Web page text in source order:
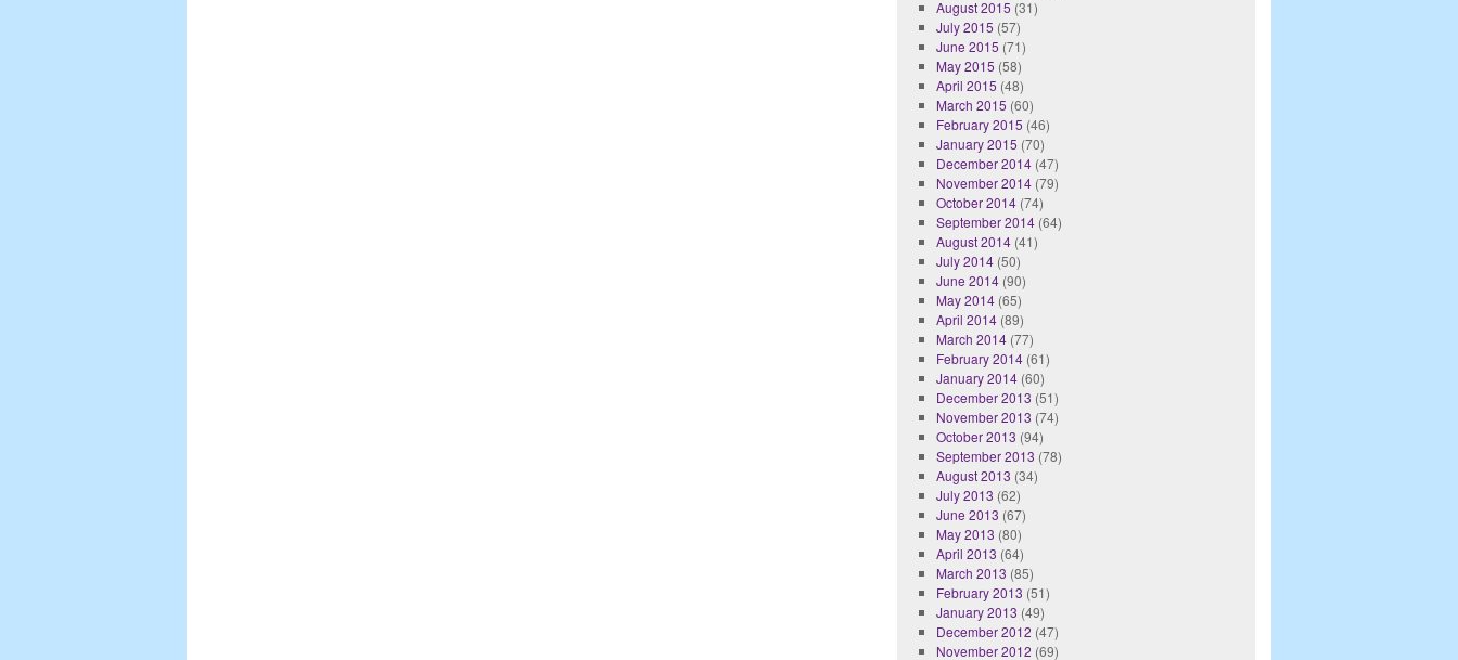
August 2015 (31)
July 2015 (57)
June 2015 (71)
May 2015 (58)
April 2015 (48)
March 2015 (60)
February 2015 (46)
January 2015 (70)
December 2014(47)
November 2014(79)
October 2014(74)
September 2014(64)
August 2014(41)
July 2014(50)
June 2014(90)
May 2014(65)
April 2014(89)
March 2014(77)
February 2014(61)
January 2014(60)
December 2013 (51)
November 2013 (74)
October 2013 (94)
September 2013 (78)
August 2013 (34)
July 2013 (62)
June 2013 (67)
May 2013 (80)
April 2013 (64)
March 2013 (85)
February 2013 (51)
January 2013 (49)
December 2012 (47)
November 2012 (69)